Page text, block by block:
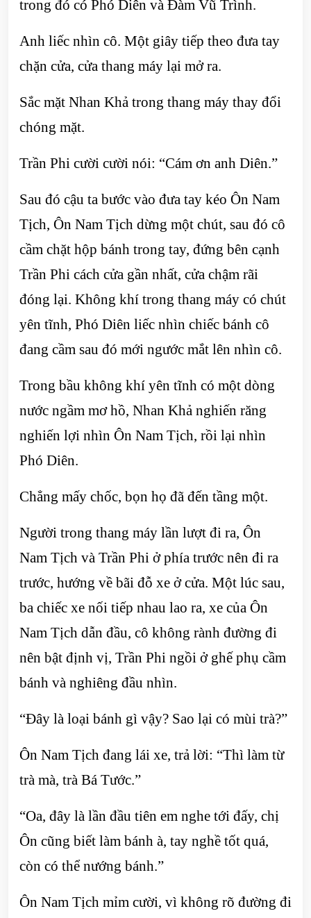
trong đó có Phó Diên và Đàm Vũ Trình.
Anh liếc nhìn cô. Một giây tiếp theo đưa tay
chặn cửa, cửa thang máy lại mở ra.
Sắc mặt Nhan Khả trong thang máy thay đổi
chóng mặt.
Trần Phi cười cười nói: “Cám ơn anh Diên.”
Sau đó cậu ta bước vào đưa tay kéo Ôn Nam
Tịch, Ôn Nam Tịch dừng một chút, sau đó cô
cầm chặt hộp bánh trong tay, đứng bên cạnh
Trần Phi cách cửa gần nhất, cửa chậm rãi
đóng lại. Không khí trong thang máy có chút
yên tĩnh, Phó Diên liếc nhìn chiếc bánh cô
đang cầm sau đó mới ngước mắt lên nhìn cô.
Trong bầu không khí yên tĩnh có một dòng
nước ngầm mơ hồ, Nhan Khả nghiến răng
nghiến lợi nhìn Ôn Nam Tịch, rồi lại nhìn
Phó Diên.
Chẳng mấy chốc, bọn họ đã đến tầng một.
Người trong thang máy lần lượt đi ra, Ôn
Nam Tịch và Trần Phi ở phía trước nên đi ra
trước, hướng về bãi đỗ xe ở cửa. Một lúc sau,
ba chiếc xe nối tiếp nhau lao ra, xe của Ôn
Nam Tịch dẫn đầu, cô không rành đường đi
nên bật định vị, Trần Phi ngồi ở ghế phụ cầm
bánh và nghiêng đầu nhìn.
“Đây là loại bánh gì vậy? Sao lại có mùi trà?”
Ôn Nam Tịch đang lái xe, trả lời: “Thì làm từ
trà mà, trà Bá Tước.”
“Oa, đây là lần đầu tiên em nghe tới đấy, chị
Ôn cũng biết làm bánh à, tay nghề tốt quá,
còn có thể nướng bánh.”
Ôn Nam Tịch mỉm cười, vì không rõ đường đi